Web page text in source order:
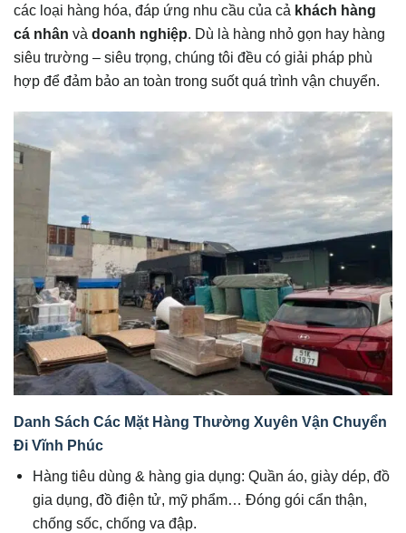
các loại hàng hóa, đáp ứng nhu cầu của cả khách hàng
cá nhân và doanh nghiệp . Dù là hàng nhỏ gọn hay hàng
siêu trường – siêu trọng, chúng tôi đều có giải pháp phù
hợp để đảm bảo an toàn trong suốt quá trình vận chuyển.
Danh Sách Các Mặt Hàng Thường Xuyên Vận Chuyển
Đi Vĩnh Phúc
Hàng tiêu dùng & hàng gia dụng: Quần áo, giày dép, đồ
gia dụng, đồ điện tử, mỹ phẩm… Đóng gói cẩn thận,
chống sốc, chống va đập.